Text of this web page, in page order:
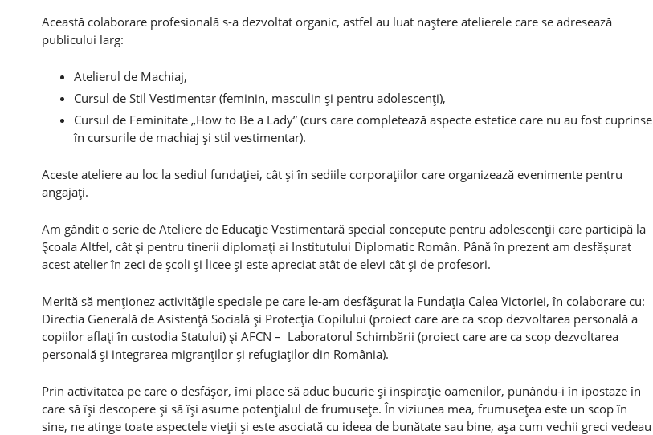
Această colaborare profesională s-a dezvoltat organic, astfel au luat naştere atelierele care se adresează
publicului larg:
Atelierul de Machiaj,
Cursul de Stil Vestimentar (feminin, masculin şi pentru adolescenţi),
Cursul de Feminitate „How to Be a Lady” (curs care completează aspecte estetice care nu au fost cuprinse
în cursurile de machiaj şi stil vestimentar).
Aceste ateliere au loc la sediul fundaţiei, cât şi în sediile corporaţiilor care organizează evenimente pentru
angajaţi.
Am gândit o serie de Ateliere de Educaţie Vestimentară special concepute pentru adolescenţii care participă la
Şcoala Altfel, cât şi pentru tinerii diplomaţi ai Institutului Diplomatic Român. Până în prezent am desfăşurat
acest atelier în zeci de şcoli şi licee şi este apreciat atât de elevi cât şi de profesori.
Merită să menţionez activităţile speciale pe care le-am desfăşurat la Fundaţia Calea Victoriei, în colaborare cu:
Directia Generală de Asistenţă Socială şi Protecţia Copilului (proiect care are ca scop dezvoltarea personală a
copiilor aflaţi în custodia Statului) şi AFCN – Laboratorul Schimbării (proiect care are ca scop dezvoltarea
personală şi integrarea migranţilor şi refugiaţilor din România).
Prin activitatea pe care o desfăşor, îmi place să aduc bucurie şi inspiraţie oamenilor, punându-i în ipostaze în
care să îşi descopere şi să îşi asume potenţialul de frumuseţe. În viziunea mea, frumuseţea este un scop în
sine, ne atinge toate aspectele vieţii şi este asociată cu ideea de bunătate sau bine, aşa cum vechii greci vedeau